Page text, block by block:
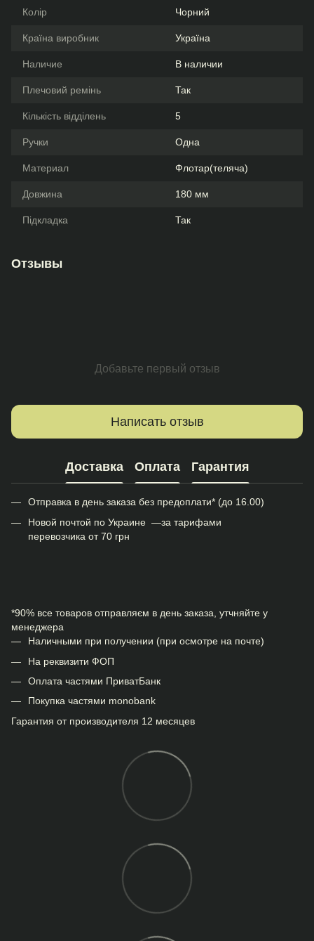
Колір Чорний
Країна виробник Україна
Наличие В наличии
Плечовий ремінь Так
Кількість відділень 5
Ручки Одна
Материал Флотар(теляча)
Довжина 180 мм
Підкладка Так
Отзывы
Добавьте первый отзыв
Написать отзыв
Доставка Оплата Гарантия
Отправка в день заказа без предоплати* (до 16.00)
Новой почтой по Украине —за тарифами
перевозчика от 70 грн
*90% все товаров отправляєм в день заказа, утчняйте у
менеджера
Наличными при получении (при осмотре на почте)
На реквизити ФОП
Оплата частями ПриватБанк
Покупка частями monobank
Гарантия от производителя 12 месяцев